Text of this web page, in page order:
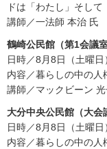
ドは「わたし」そして
講師／一法師 本治 氏
鶴崎公民館（第1会議室
日時／8月8日（土曜
内容／暮らしの中の人
講師／マックビーン
大分中央公民館（大会
日時／8月8日（土曜
内容／暮らしの中の人